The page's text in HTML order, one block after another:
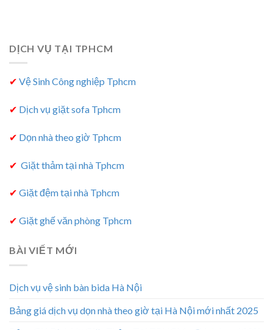
DỊCH VỤ TẠI TPHCM
✔ Vệ Sinh Công nghiệp Tphcm
✔ Dịch vụ giặt sofa Tphcm
✔ Dọn nhà theo giờ Tphcm
✔ Giặt thảm tại nhà Tphcm
✔ Giặt đệm tại nhà Tphcm
✔ Giặt ghế văn phòng Tphcm
BÀI VIẾT MỚI
Dịch vụ vệ sinh bàn bida Hà Nội
Bảng giá dịch vụ dọn nhà theo giờ tại Hà Nội mới nhất 2025